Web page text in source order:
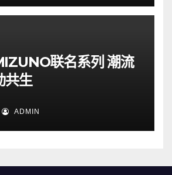
联名系列 潮流
共生
ADMIN